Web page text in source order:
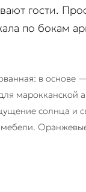
гости.
по бокам
в основе
марокканской
солнца и
мебели.